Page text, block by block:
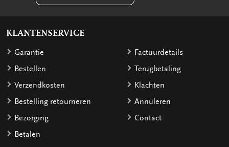
KLANTENSERVICE
Garantie
Bestellen
Verzendkosten
Bestelling retourneren
Bezorging
Betalen
Factuurdetails
Terugbetaling
Klachten
Annuleren
Contact